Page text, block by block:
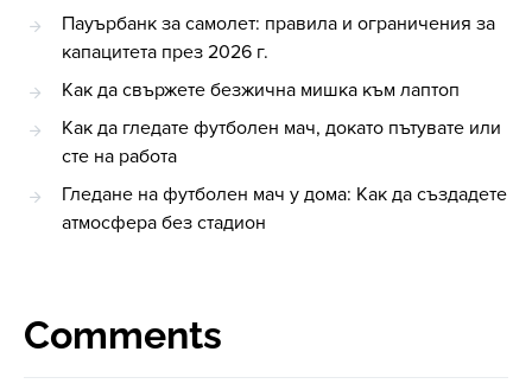
Пауърбанк за самолет: правила и ограничения за
капацитета през 2026 г.
Как да свържете безжична мишка към лаптоп
Как да гледате футболен мач, докато пътувате или
сте на работа
Гледане на футболен мач у дома: Как да създадете
атмосфера без стадион
Comments